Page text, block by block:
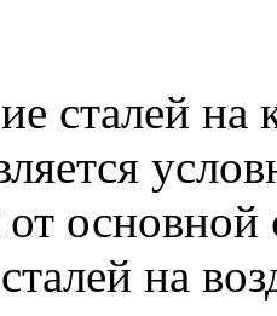
сталей
от
на